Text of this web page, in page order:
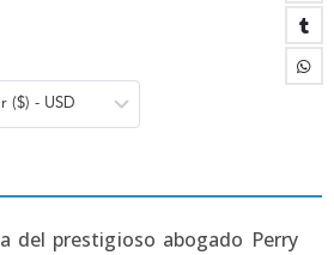
($) - USD
del prestigioso abogado Perry